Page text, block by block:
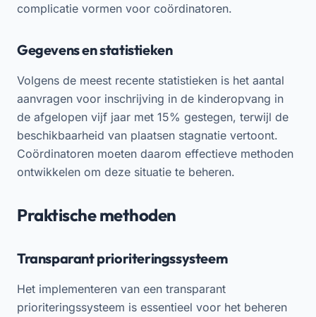
complicatie vormen voor coördinatoren.
Gegevens en statistieken
Volgens de meest recente statistieken is het aantal
aanvragen voor inschrijving in de kinderopvang in
de afgelopen vijf jaar met 15% gestegen, terwijl de
beschikbaarheid van plaatsen stagnatie vertoont.
Coördinatoren moeten daarom effectieve methoden
ontwikkelen om deze situatie te beheren.
Praktische methoden
Transparant prioriteringssysteem
Het implementeren van een transparant
prioriteringssysteem is essentieel voor het beheren